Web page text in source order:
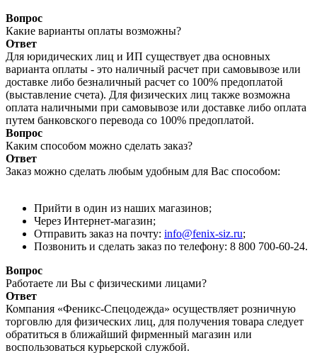
Вопрос
Какие варианты оплаты возможны?
Ответ
Для юридических лиц и ИП существует два основных
варианта оплаты - это наличный расчет при самовывозе или
доставке либо безналичный расчет со 100% предоплатой
(выставление счета). Для физических лиц также возможна
оплата наличными при самовывозе или доставке либо оплата
путем банковского перевода со 100% предоплатой.
Вопрос
Каким способом можно сделать заказ?
Ответ
Заказ можно сделать любым удобным для Вас способом:
Прийти в один из наших магазинов;
Через Интернет-магазин;
Отправить заказ на почту: info@fenix-siz.ru;
Позвонить и сделать заказ по телефону: 8 800 700-60-24.
Вопрос
Работаете ли Вы с физическими лицами?
Ответ
Компания «Феникс-Спецодежда» осуществляет розничную
торговлю для физических лиц, для получения товара следует
обратиться в ближайший фирменный магазин или
воспользоваться курьерской службой.